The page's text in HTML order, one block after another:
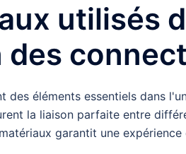
utilisés
des éléments essentiels dans
la liaison parfaite entre
garantit une